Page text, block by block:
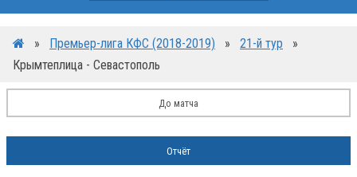
» Премьер-лига КФС (2018-2019) » 21-й тур
»
Крымтеплица - Севастополь
До матча
Отчёт